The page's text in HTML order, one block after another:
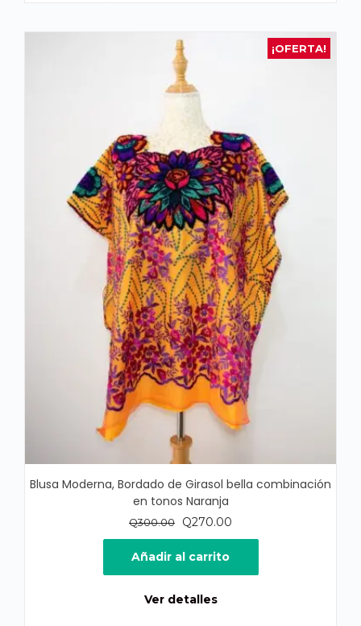
¡OFERTA!
Blusa Moderna, Bordado de Girasol bella combinación
en tonos Naranja
Q300.00
El
precio
original
era:
Q270.00
precio
es:
Añadir al carrito
Ver detalles